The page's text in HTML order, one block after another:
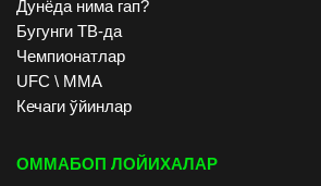
Дунёда нима гап?
Бугунги ТВ-да
Чемпионатлар
UFC \ ММА
Кечаги ўйинлар
ОММАБОП ЛОЙИХАЛАР